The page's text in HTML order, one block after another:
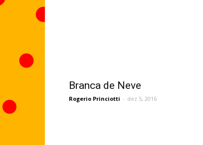
Branca de Neve
Rogerio Princiotti - dez 5, 2016